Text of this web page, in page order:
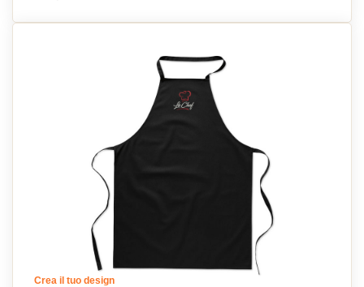
Crea il tuo design